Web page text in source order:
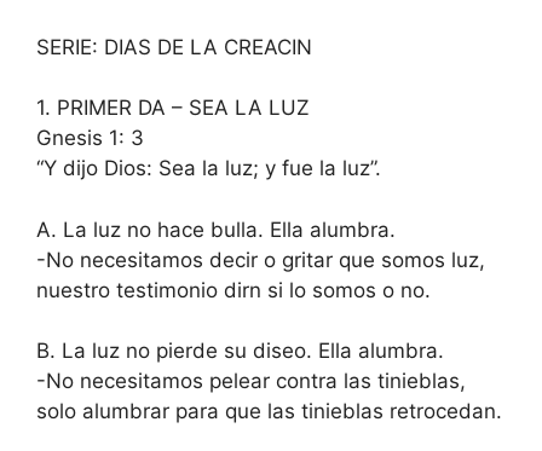
SERIE: DIAS DE LA CREACIN
1. PRIMER DA – SEA LA LUZ
Gnesis 1: 3
“Y dijo Dios: Sea la luz; y fue la luz”.
A. La luz no hace bulla. Ella alumbra.
-No necesitamos decir o gritar que somos luz,
nuestro testimonio dirn si lo somos o no.
B. La luz no pierde su diseo. Ella alumbra.
-No necesitamos pelear contra las tinieblas,
solo alumbrar para que las tinieblas retrocedan.